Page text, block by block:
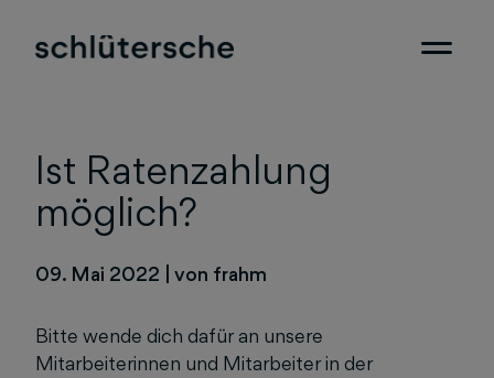
Ist Ratenzahlung
möglich?
09. Mai 2022 von frahm
Bitte wende dich dafür an unsere
Mitarbeiterinnen und Mitarbeiter in der